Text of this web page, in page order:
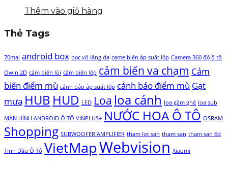
Thêm vào giỏ hàng
Thẻ Tags
70mai android box bọc vô lăng da came biến áp suất lốp Camera 360 độ ô tô
Owin 2D cảm biến lùi cảm biến lốp cảm biến va chạm Cảm
biến điểm mù cảnh báo áp suất lốp cảnh báo điểm mù Gạt
mưa HUB HUD LED Loa loa cánh loa gầm ghế loa sub
MÀN HÌNH ANDROID Ô TÔ VINPLUS+ NƯỚC HOA Ô TÔ OSRAM
Shopping SUBWOOFER AMPLIFIER tham lot san tham san tham san 6d
Tinh Dầu Ô Tô VietMapWebvision Xiaomi